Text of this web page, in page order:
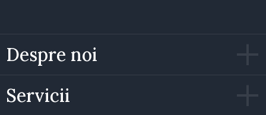
Despre noi
Servicii